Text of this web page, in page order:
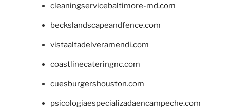
cleaningservicebaltimore-md.com
beckslandscapeandfence.com
vistaaltadelveramendi.com
coastlinecateringnc.com
cuesburgershouston.com
psicologiaespecializadaencampeche.com